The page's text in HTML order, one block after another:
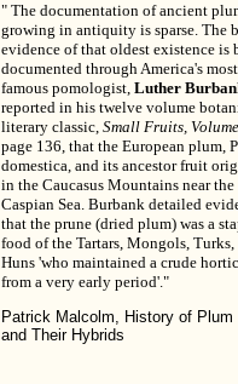
" The documentation of ancient
growing in antiquity is sparse. The
evidence of that oldest existence is
documented through America's most
famous pomologist, Luther
reported in his twelve volume
literary classic, Small Fruits,
page 136, that the European plum,
domestica, and its ancestor fruit
in the Caucasus Mountains near the
Caspian Sea. Burbank detailed
that the prune (dried plum) was a
food of the Tartars, Mongols, Turks,
Huns 'who maintained a crude
from a very early period'."
Patrick Malcolm, History of Plum
and Their Hybrids